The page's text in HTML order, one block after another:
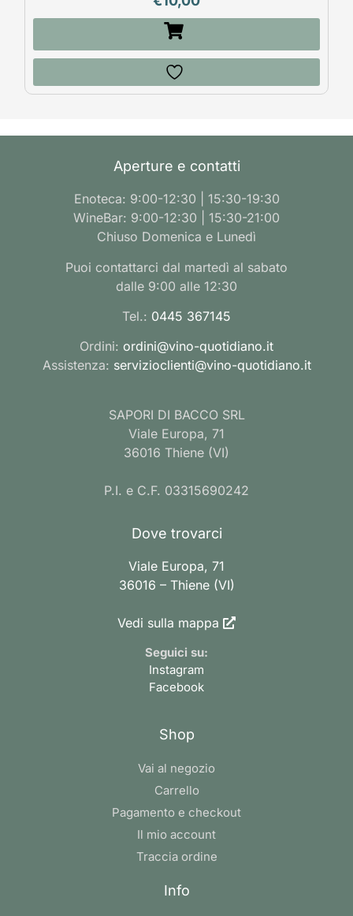
Aperture e contatti
Enoteca: 9:00-12:30 | 15:30-19:30
WineBar: 9:00-12:30 | 15:30-21:00
Chiuso Domenica e Lunedì
Puoi contattarci dal martedì al sabato
dalle 9:00 alle 12:30
Tel.: 0445 367145
Ordini: ordini@vino-quotidiano.it
Assistenza: servizioclienti@vino-quotidiano.it
SAPORI DI BACCO SRL
Viale Europa, 71
36016 Thiene (VI)
P.I. e C.F. 03315690242
Dove trovarci
Viale Europa, 71
36016 – Thiene (VI)
Vedi sulla mappa
Seguici su:
Instagram
Facebook
Shop
Vai al negozio
Carrello
Pagamento e checkout
Il mio account
Traccia ordine
Info